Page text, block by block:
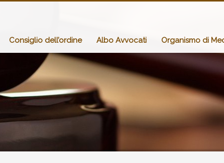
Consiglio dell’ordine Albo Avvocati Organismo di